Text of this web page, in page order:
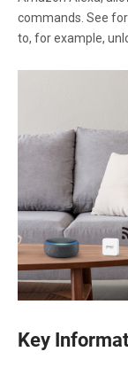
commands. See
to, for example,
Key